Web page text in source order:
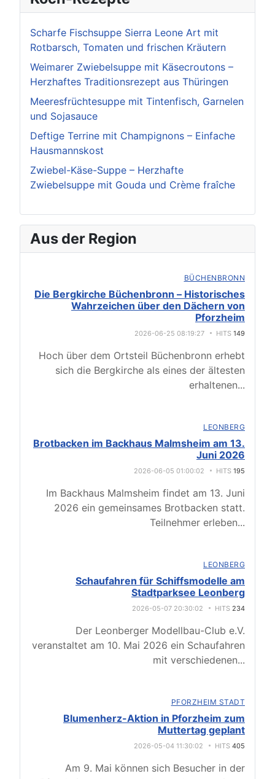
Scharfe Fischsuppe Sierra Leone Art mit
Rotbarsch, Tomaten und frischen Kräutern
Weimarer Zwiebelsuppe mit Käsecroutons –
Herzhaftes Traditionsrezept aus Thüringen
Meeresfrüchtesuppe mit Tintenfisch, Garnelen
und Sojasauce
Deftige Terrine mit Champignons – Einfache
Hausmannskost
Zwiebel-Käse-Suppe – Herzhafte
Zwiebelsuppe mit Gouda und Crème fraîche
Aus der Region
BÜCHENBRONN
Die Bergkirche Büchenbronn – Historisches
Wahrzeichen über den Dächern von
Pforzheim
2026-06-25 08:19:27 HITS 149
Hoch über dem Ortsteil Büchenbronn erhebt
sich die Bergkirche als eines der ältesten
erhaltenen...
LEONBERG
Brotbacken im Backhaus Malmsheim am 13.
Juni 2026
2026-06-05 01:00:02 HITS 195
Im Backhaus Malmsheim findet am 13. Juni
2026 ein gemeinsames Brotbacken statt.
Teilnehmer erleben...
LEONBERG
Schaufahren für Schiffsmodelle am
Stadtparksee Leonberg
2026-05-07 20:30:02 HITS 234
Der Leonberger Modellbau-Club e.V.
veranstaltet am 10. Mai 2026 ein Schaufahren
mit verschiedenen...
PFORZHEIM STADT
Blumenherz-Aktion in Pforzheim zum
Muttertag geplant
2026-05-04 11:30:02 HITS 405
Am 9. Mai können sich Besucher in der